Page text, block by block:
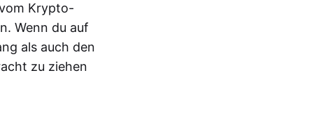
Krypto-
Wenn du auf
als auch den
zu ziehen